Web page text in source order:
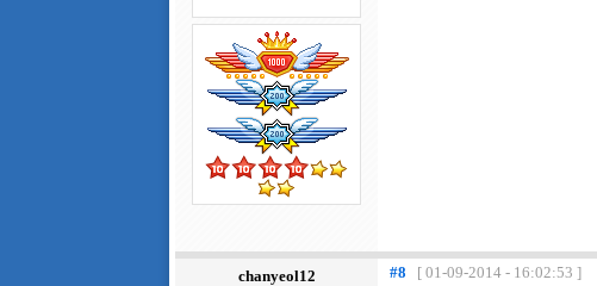
chanyeol12 #8 [ 01-09-2014 - 16:02:53 ]